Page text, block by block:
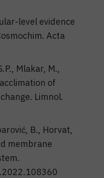
level evidence
Acta
Mlakar, M.,
of
Limnol.
B., Horvat,
membrane